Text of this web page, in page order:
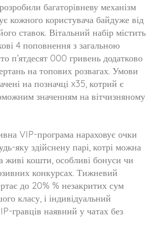
багаторівневу механізм
кожного користувача байдуже від
ставок. Вітальний набір містить
4 поповнення з загальною
п’ятдесят 000 гривень додатково
на топових розвагах. Умови
на позначці x35, котрий є
значенням на вітчизняному
VIP-програма нараховує очки
яку здійснену парі, котрі можна
живі кошти, особливі бонуси чи
конкурсах. Тижневий
до 20% % незакритих сум
класу, і індивідуальний
гравців наявний у чатах без